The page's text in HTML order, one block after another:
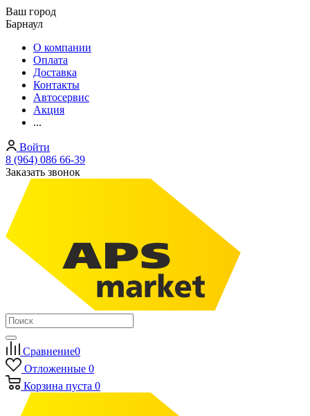
Ваш город
Барнаул
О компании
Оплата
Доставка
Контакты
Автосервис
Акция
...
Войти
8 (964) 086 66-39
Заказать звонок
Сравнение0
Отложенные 0
Корзина пуста 0